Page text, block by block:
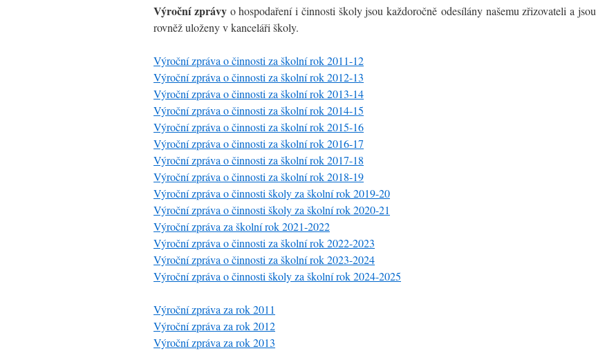
Výroční zprávyo hospodaření i činnosti školy jsou každoročně odesílány našemu zřizovateli a jsou
rovněž uloženy v kanceláři školy.
Výroční zpráva o činnosti za školní rok 2011-12
Výroční zpráva o činnosti za školní rok 2012-13
Výroční zpráva o činnosti za školní rok 2013-14
Výroční zpráva o činnosti za školní rok 2014-15
Výroční zpráva o činnosti za školní rok 2015-16
Výroční zpráva o činnosti za školní rok 2016-17
Výroční zpráva o činnosti za školní rok 2017-18
Výroční zpráva o činnosti za školní rok 2018-19
Výroční zpráva o činnosti školy za školní rok 2019-20
Výroční zpráva o činnosti školy za školní rok 2020-21
Výroční zpráva za školní rok 2021-2022
Výroční zpráva o činnosti za školní rok 2022-2023
Výroční zpráva o činnosti za školní rok 2023-2024
Výroční zpráva o činnosti školy za školní rok 2024-2025
Výroční zpráva za rok 2011
Výroční zpráva za rok 2012
Výroční zpráva za rok 2013